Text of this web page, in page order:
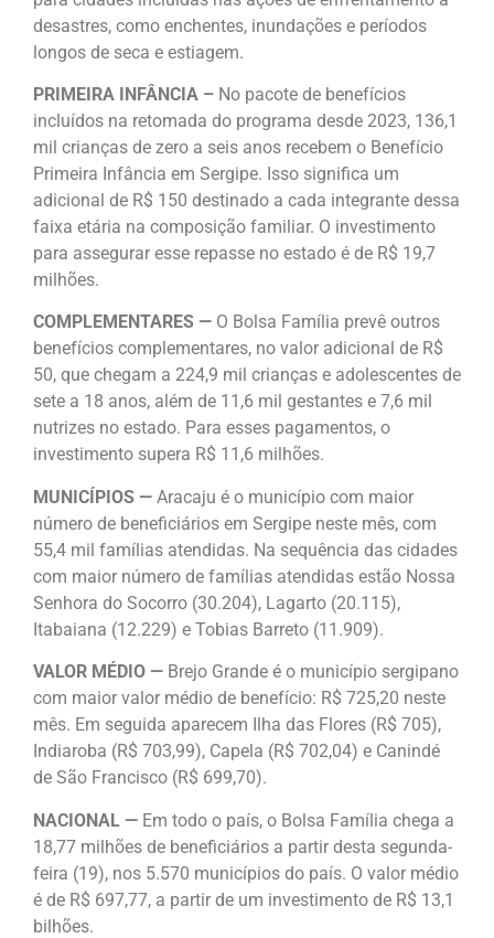
desastres, como enchentes, inundações e períodos
longos de seca e estiagem.
PRIMEIRA INFÂNCIA – No pacote de benefícios
incluídos na retomada do programa desde 2023, 136,1
mil crianças de zero a seis anos recebem o Benefício
Primeira Infância em Sergipe. Isso significa um
adicional de R$ 150 destinado a cada integrante dessa
faixa etária na composição familiar. O investimento
para assegurar esse repasse no estado é de R$ 19,7
milhões.
COMPLEMENTARES — O Bolsa Família prevê outros
benefícios complementares, no valor adicional de R$
50, que chegam a 224,9 mil crianças e adolescentes de
sete a 18 anos, além de 11,6 mil gestantes e 7,6 mil
nutrizes no estado. Para esses pagamentos, o
investimento supera R$ 11,6 milhões.
MUNICÍPIOS — Aracaju é o município com maior
número de beneficiários em Sergipe neste mês, com
55,4 mil famílias atendidas. Na sequência das cidades
com maior número de famílias atendidas estão Nossa
Senhora do Socorro (30.204), Lagarto (20.115),
Itabaiana (12.229) e Tobias Barreto (11.909).
VALOR MÉDIO — Brejo Grande é o município sergipano
com maior valor médio de benefício: R$ 725,20 neste
mês. Em seguida aparecem Ilha das Flores (R$ 705),
Indiaroba (R$ 703,99), Capela (R$ 702,04) e Canindé
de São Francisco (R$ 699,70).
NACIONAL — Em todo o país, o Bolsa Família chega a
18,77 milhões de beneficiários a partir desta segunda-
feira (19), nos 5.570 municípios do país. O valor médio
é de R$ 697,77, a partir de um investimento de R$ 13,1
bilhões.